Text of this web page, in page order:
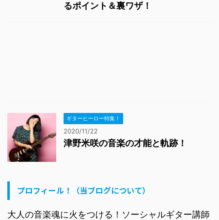
るポイント＆裏ワザ！
ギターヒーロー特集！
2020/11/22
津野米咲の音楽の才能と軌跡！
プロフィール！（当ブログについて）
大人の音楽魂に火をつける！ソーシャルギター講師